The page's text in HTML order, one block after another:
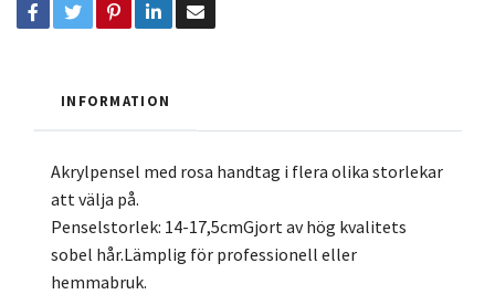
INFORMATION
Akrylpensel med rosa handtag i flera olika storlekar
att välja på.
Penselstorlek: 14-17,5cmGjort av hög kvalitets
sobel hår.Lämplig för professionell eller
hemmabruk.